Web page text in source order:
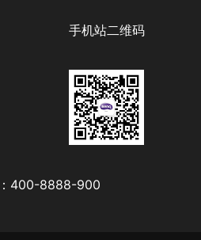
手机站二维码
400-8888-900